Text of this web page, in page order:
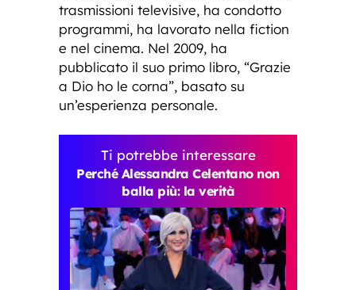
trasmissioni televisive, ha condotto
programmi, ha lavorato nella fiction
e nel cinema. Nel 2009, ha
pubblicato il suo primo libro, “Grazie
a Dio ho le corna”, basato su
un’esperienza personale.
Ti potrebbe interessare
Perché Alessandra Celentano non
balla più: la verità